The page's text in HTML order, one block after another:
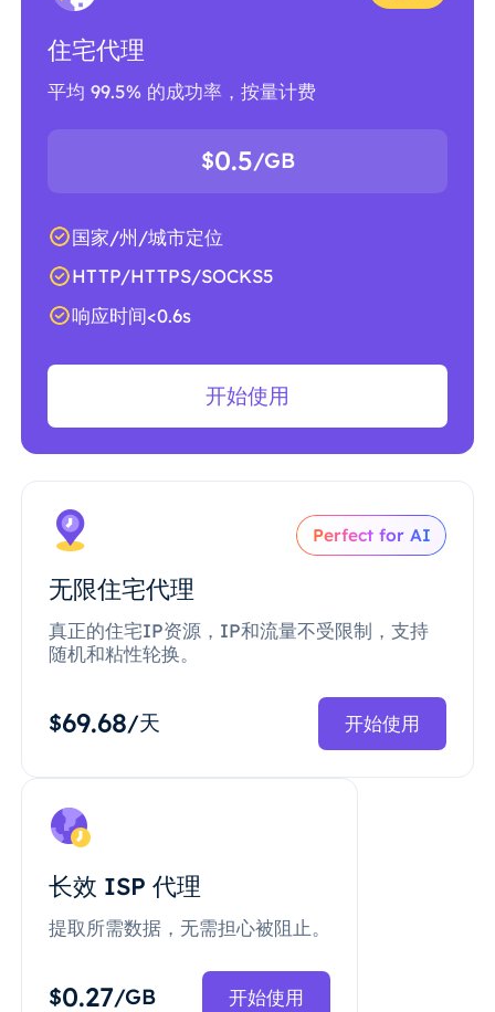
住宅代理
平均 99.5% 的成功率，按量计费
$0.5/GB
国家/州/城市定位
HTTP/HTTPS/SOCKS5
响应时间<0.6s
开始使用
Perfect for AI
无限住宅代理
真正的住宅IP资源，IP和流量不受限制，支持
随机和粘性轮换。
$69.68/天 开始使用
长效 ISP 代理
提取所需数据，无需担心被阻止。
$0.27/GB 开始使用